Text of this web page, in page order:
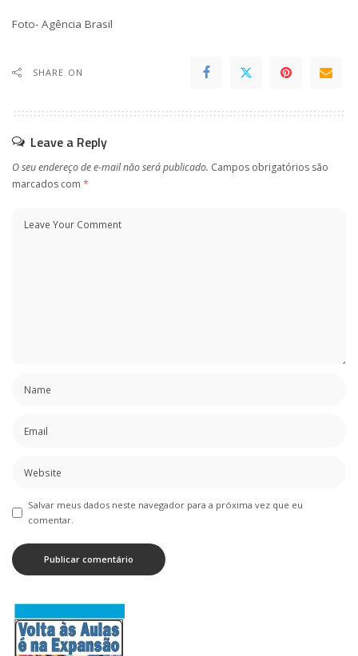
Foto- Agência Brasil
SHARE ON
Leave a Reply
O seu endereço de e-mail não será publicado. Campos obrigatórios são
marcados com *
Salvar meus dados neste navegador para a próxima vez que eu
comentar.